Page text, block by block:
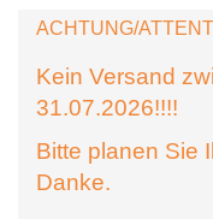
ACHTUNG/
Kein Versand
31.07.2026!!!!
Bitte planen Sie
Danke.